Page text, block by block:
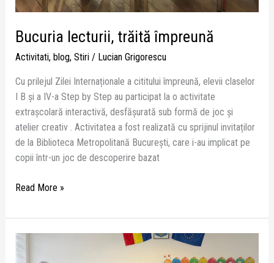
Bucuria lecturii, trăită împreună
Activitati, blog, Stiri/ Lucian Grigorescu
Cu prilejul Zilei Internaționale a cititului împreună, elevii claselor
I B și a IV-a Step by Step au participat la o activitate
extrașcolară interactivă, desfășurată sub formă de joc și
atelier creativ . Activitatea a fost realizată cu sprijinul invitaților
de la Biblioteca Metropolitană București, care i-au implicat pe
copii într-un joc de descoperire bazat
Read More »
Când
citim